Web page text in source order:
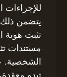
للإجراءات
يتضمن ذلك
تثبت هوية
مستندات
الشخصية.
تبدو